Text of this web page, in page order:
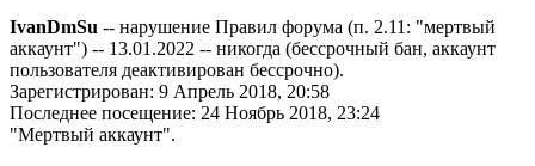
IvanDmSu -- нарушение Правил форума (п. 2.11: "мертвый
аккаунт") -- 13.01.2022 -- никогда (бессрочный бан, аккаунт
пользователя деактивирован бессрочно).
Зарегистрирован: 9 Апрель 2018, 20:58
Последнее посещение: 24 Ноябрь 2018, 23:24
"Мертвый аккаунт".